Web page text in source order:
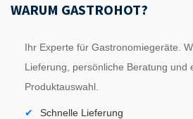
WARUM GASTROHOT?
Ihr Experte für Gastronomiegeräte.
Lieferung, persönliche Beratung und
Produktauswahl.
Schnelle Lieferung